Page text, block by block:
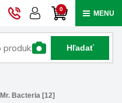
0 MENU
Hľadať
Bacteria [12]